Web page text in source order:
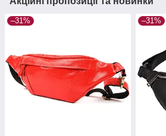
–31% –31%